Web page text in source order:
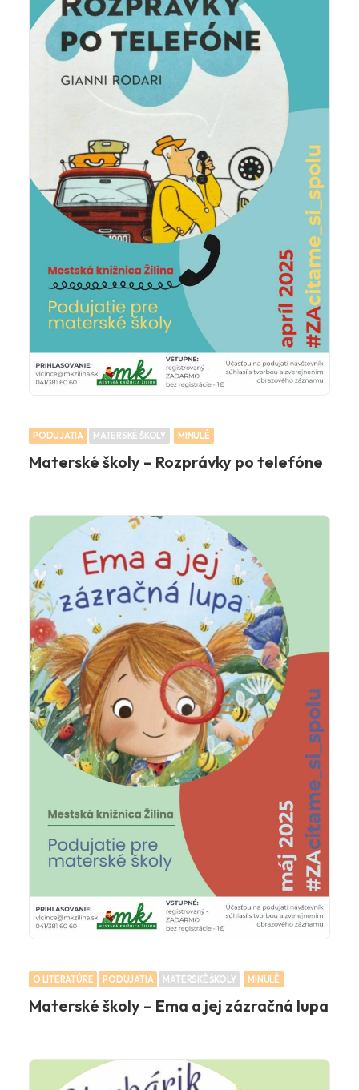
PODUJATIA MATERSKÉ ŠKOLY MINULÉ
Materské školy – Rozprávky po telefóne
O LITERATÚRE PODUJATIA MATERSKÉ ŠKOLY MINULÉ
Materské školy – Ema a jej zázračná lupa